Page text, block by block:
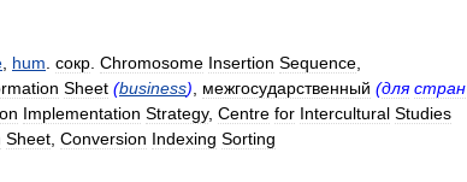
hum сокр Chromosome Insertion Sequence
Sheet (business) межгосударственный (для стран
Implementation Strategy, Centre for Intercultural Studies
Sheet Conversion Indexing Sorting